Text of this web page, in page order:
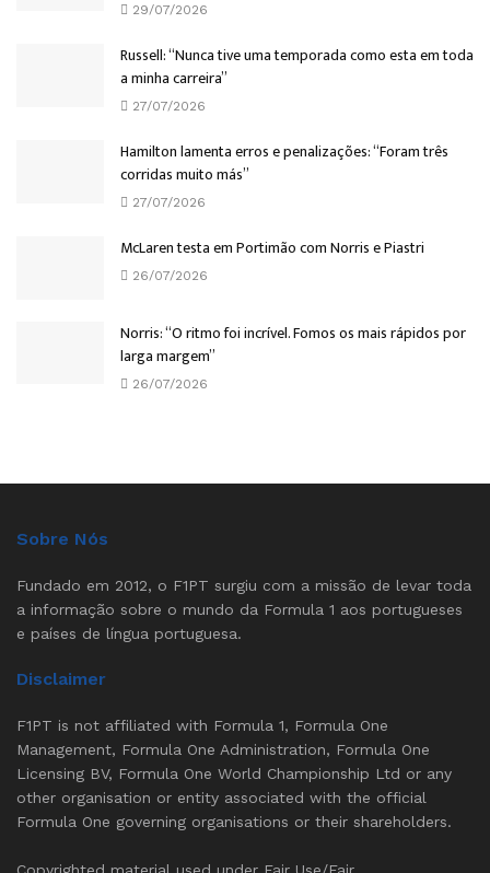
29/07/2026
Russell: “Nunca tive uma temporada como esta em toda
a minha carreira”
27/07/2026
Hamilton lamenta erros e penalizações: “Foram três
corridas muito más”
27/07/2026
McLaren testa em Portimão com Norris e Piastri
26/07/2026
Norris: “O ritmo foi incrível. Fomos os mais rápidos por
larga margem”
26/07/2026
Sobre Nós
Fundado em 2012, o F1PT surgiu com a missão de levar toda
a informação sobre o mundo da Formula 1 aos portugueses
e países de língua portuguesa.
Disclaimer
F1PT is not affiliated with Formula 1, Formula One
Management, Formula One Administration, Formula One
Licensing BV, Formula One World Championship Ltd or any
other organisation or entity associated with the official
Formula One governing organisations or their shareholders.
Copyrighted material used under Fair Use/Fair